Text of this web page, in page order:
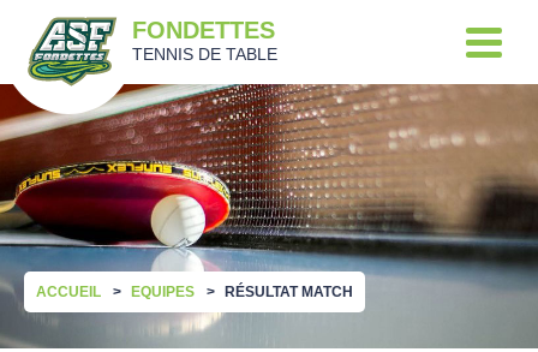
FONDETTES
TENNIS DE TABLE
ACCUEIL EQUIPES RÉSULTAT MATCH